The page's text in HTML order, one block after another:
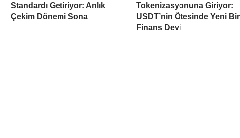
Standardı Getiriyor: Anlık
Çekim Dönemi Sona
Tokenizasyonuna Giriyor:
USDT’nin Ötesinde Yeni Bir
Finans Devi